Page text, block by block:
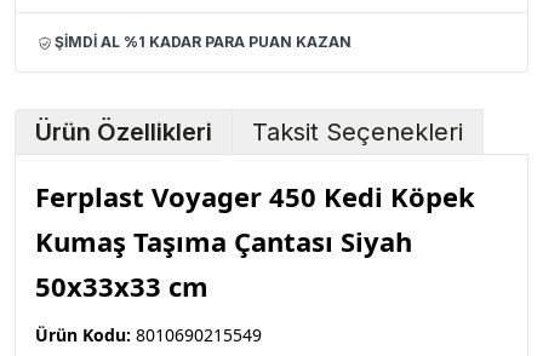
ŞİMDİ AL %1 KADAR PARA PUAN KAZAN
Ürün Özellikleri Taksit Seçenekleri
Ferplast Voyager 450 Kedi Köpek
Kumaş Taşıma Çantası Siyah
50x33x33 cm
Ürün Kodu: 8010690215549